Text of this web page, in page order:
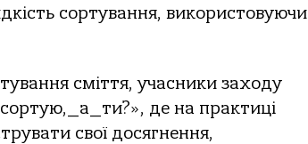
сортування, використовуючи
сміття, учасники заходу
де на практиці
свої досягнення,